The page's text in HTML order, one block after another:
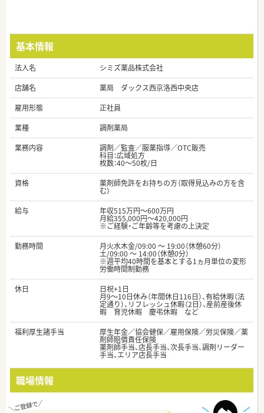
基本情報
法人名
シミズ薬品株式会社
店舗名
薬局 ダックス西京洛西中央店
雇用形態
正社員
業種
調剤薬局
業務内容
調剤／監査／服薬指導／OTC販売
科目：広域処方
枚数：40～50枚/日
資格
薬剤師免許をお持ちの方（取得見込みの方を含
む）
給与
年収515万円～600万円
月給355,000円～420,000円
※ご経験・ご年齢等を考慮の上決定
勤務時間
月火水木金/09:00 ～ 19:00（休憩60分）
土/09:00 ～ 14:00（休憩0分）
※週平均40時間を基本とする1ヵ月単位の変形
労働時間制勤務
休日
日祝+1日
月9～10日休み（年間休日116日）、有給休暇（法
定通り）、リフレッシュ休暇（2日）、産前産後休
暇 育児休暇 慶弔休暇 など
福利厚生諸手当
厚生年金／協会健保／雇用保険／労災保険／薬
剤師賠償責任保険
薬剤師手当、店長手当、次長手当、調剤リーダー
手当、エリア店長手当
職場情報